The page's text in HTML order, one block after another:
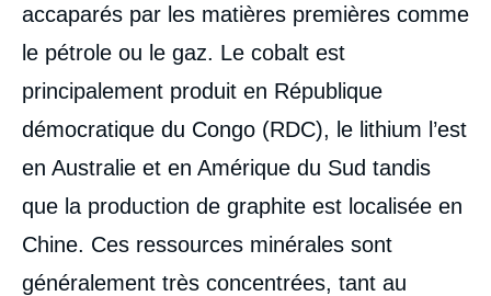
accaparés par les matières premières comme
le pétrole ou le gaz. Le cobalt est
principalement produit en République
démocratique du Congo (RDC), le lithium l’est
en Australie et en Amérique du Sud tandis
que la production de graphite est localisée en
Chine. Ces ressources minérales sont
généralement très concentrées, tant au